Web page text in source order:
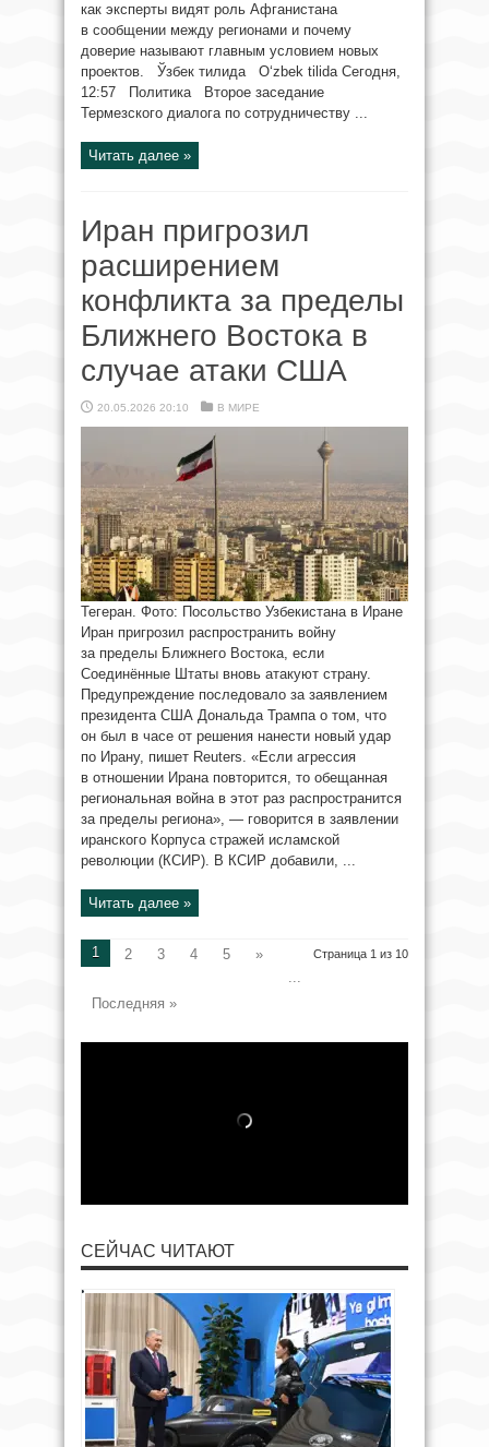
как эксперты видят роль Афганистана
в сообщении между регионами и почему
доверие называют главным условием новых
проектов. Ўзбек тилида O‘zbek tilida Сегодня,
12:57 Политика Второе заседание
Термезского диалога по сотрудничеству ...
Читать далее »
Иран пригрозил
расширением
конфликта за пределы
Ближнего Востока в
случае атаки США
20.05.2026 20:10 В МИРЕ
Тегеран. Фото: Посольство Узбекистана в Иране
Иран пригрозил распространить войну
за пределы Ближнего Востока, если
Соединённые Штаты вновь атакуют страну.
Предупреждение последовало за заявлением
президента США Дональда Трампа о том, что
он был в часе от решения нанести новый удар
по Ирану, пишет Reuters. «Если агрессия
в отношении Ирана повторится, то обещанная
региональная война в этот раз распространится
за пределы региона», — говорится в заявлении
иранского Корпуса стражей исламской
революции (КСИР). В КСИР добавили, ...
Читать далее »
Страница 1 из 10
1 2 3 4 5
»
...
Последняя »
СЕЙЧАС ЧИТАЮТ